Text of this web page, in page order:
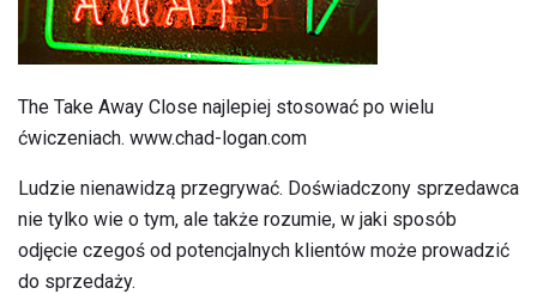
The Take Away Close najlepiej stosować po wielu
ćwiczeniach. www.chad-logan.com
Ludzie nienawidzą przegrywać. Doświadczony sprzedawca
nie tylko wie o tym, ale także rozumie, w jaki sposób
odjęcie czegoś od potencjalnych klientów może prowadzić
do sprzedaży.